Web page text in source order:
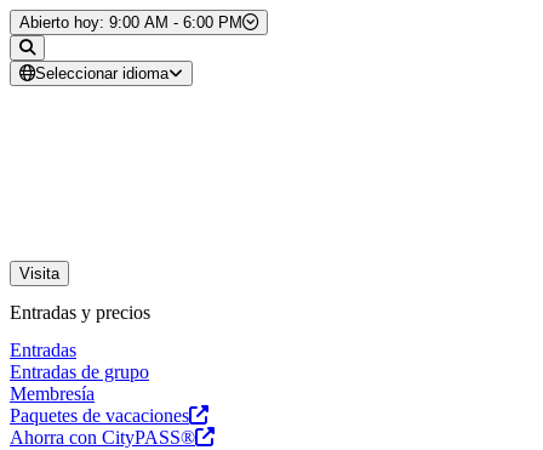
Saltar al contenido
Abierto hoy: 9:00 AM - 6:00 PM
Seleccionar idioma
Visita
Entradas y precios
Entradas
Entradas de grupo
Membresía
Paquetes de vacaciones
Ahorra con CityPASS®